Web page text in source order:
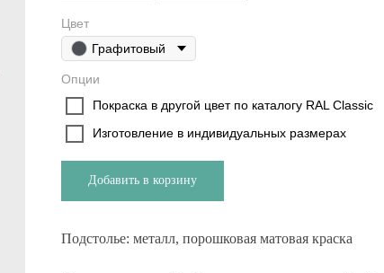
Цвет
Графитовый
Опции
Покраска в другой цвет по каталогу RAL Classic
Изготовление в индивидуальных размерах
Добавить в корзину
Подстолье: металл, порошковая матовая краска